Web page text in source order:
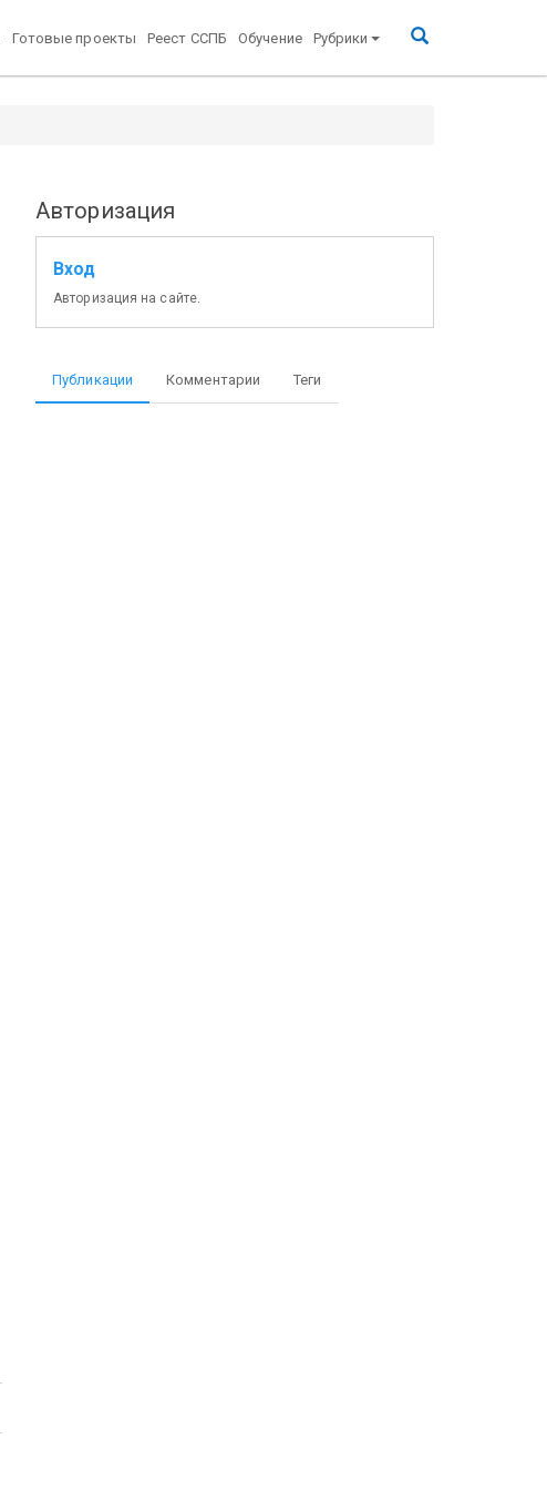
Готовые проекты Реест ССПБ Обучение Рубрики
Авторизация
Вход
Авторизация на сайте.
Публикации Комментарии Теги